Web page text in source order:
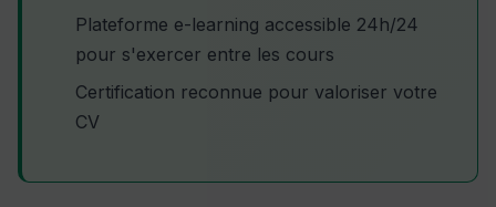
Plateforme e-learning accessible 24h/24
pour s'exercer entre les cours
Certification reconnue pour valoriser votre
CV